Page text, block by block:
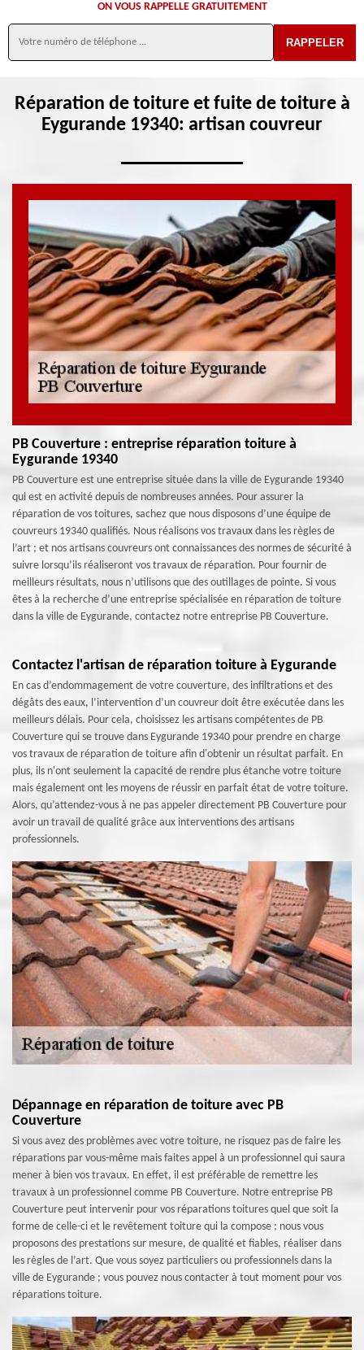
ON VOUS RAPPELLE GRATUITEMENT
Réparation de toiture et fuite de toiture à
Eygurande 19340: artisan couvreur
PB Couverture : entreprise réparation toiture à
Eygurande 19340
PB Couverture est une entreprise située dans la ville de Eygurande 19340
qui est en activité depuis de nombreuses années. Pour assurer la
réparation de vos toitures, sachez que nous disposons d’une équipe de
couvreurs 19340 qualifiés. Nous réalisons vos travaux dans les règles de
l’art ; et nos artisans couvreurs ont connaissances des normes de sécurité à
suivre lorsqu’ils réaliseront vos travaux de réparation. Pour fournir de
meilleurs résultats, nous n’utilisons que des outillages de pointe. Si vous
êtes à la recherche d’une entreprise spécialisée en réparation de toiture
dans la ville de Eygurande, contactez notre entreprise PB Couverture.
Contactez l'artisan de réparation toiture à Eygurande
En cas d’endommagement de votre couverture, des infiltrations et des
dégâts des eaux, l’intervention d’un couvreur doit être exécutée dans les
meilleurs délais. Pour cela, choisissez les artisans compétentes de PB
Couverture qui se trouve dans Eygurande 19340 pour prendre en charge
vos travaux de réparation de toiture afin d'obtenir un résultat parfait. En
plus, ils n'ont seulement la capacité de rendre plus étanche votre toiture
mais également ont les moyens de réussir en parfait état de votre toiture.
Alors, qu’attendez-vous à ne pas appeler directement PB Couverture pour
avoir un travail de qualité grâce aux interventions des artisans
professionnels.
Dépannage en réparation de toiture avec PB
Couverture
Si vous avez des problèmes avec votre toiture, ne risquez pas de faire les
réparations par vous-même mais faites appel à un professionnel qui saura
mener à bien vos travaux. En effet, il est préférable de remettre les
travaux à un professionnel comme PB Couverture. Notre entreprise PB
Couverture peut intervenir pour vos réparations toitures quel que soit la
forme de celle-ci et le revêtement toiture qui la compose ; nous vous
proposons des prestations sur mesure, de qualité et fiables, réaliser dans
les règles de l’art. Que vous soyez particuliers ou professionnels dans la
ville de Eygurande ; vous pouvez nous contacter à tout moment pour vos
réparations toiture.